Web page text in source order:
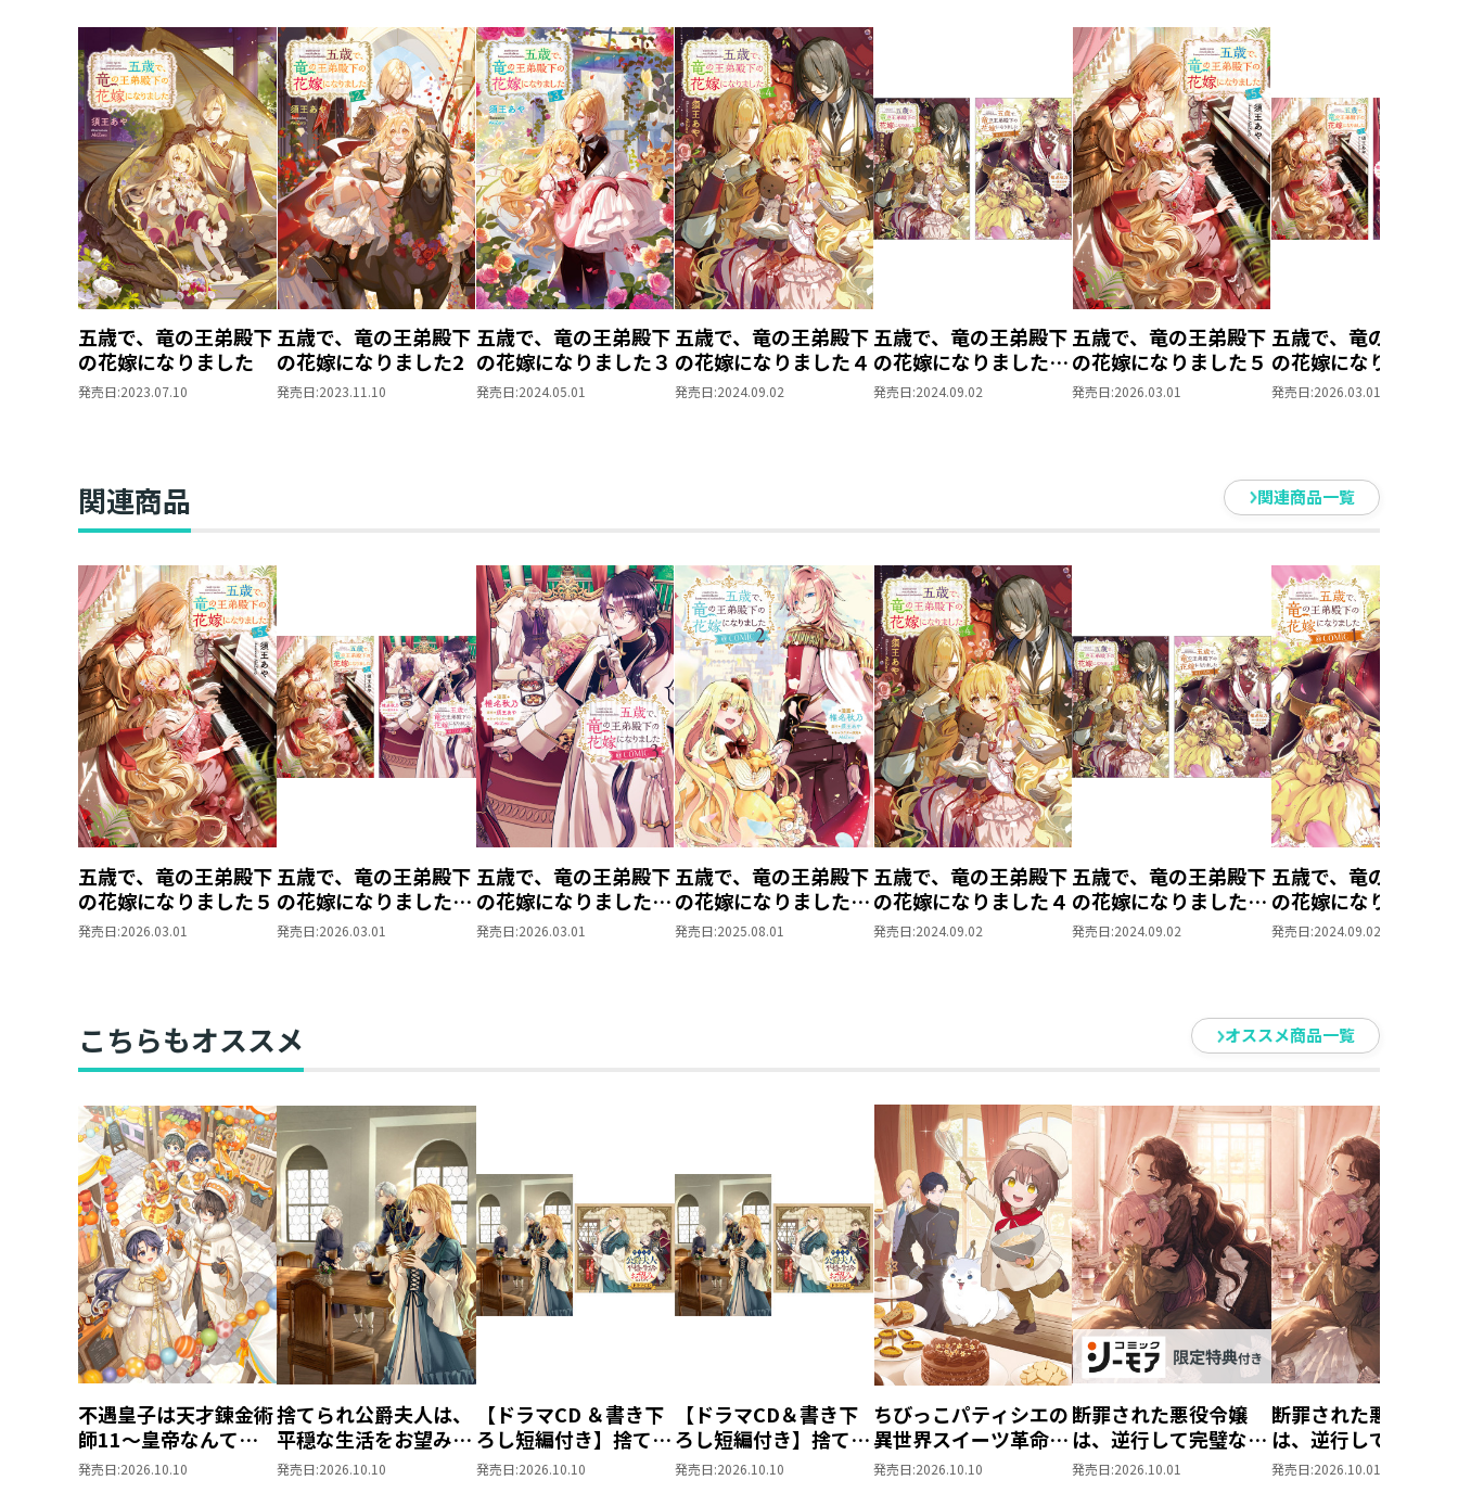
五歳で、竜の王弟殿下
の花嫁になりました
発売日:2023.07.10
五歳で、竜の王弟殿下
の花嫁になりました2
発売日:2023.11.10
五歳で、竜の王弟殿下
の花嫁になりました３
発売日:2024.05.01
五歳で、竜の王弟殿下
の花嫁になりました４
発売日:2024.09.02
五歳で、竜の王弟殿下
の花嫁になりました
原作小説第4巻+コミ
発売日:2024.09.02
五歳で、竜の王弟殿下
の花嫁になりました５
発売日:2026.03.01
五歳で、竜の王弟殿
の花嫁になりまし
原作小説第5巻＋コミ
発売日:2026.03.01
関連商品 関連商品一覧
五歳で、竜の王弟殿下
の花嫁になりました５
発売日:2026.03.01
五歳で、竜の王弟殿下
の花嫁になりました
原作小説第5巻＋コミ
発売日:2026.03.01
五歳で、竜の王弟殿下
の花嫁になりました
@COMIC 第3巻
発売日:2026.03.01
五歳で、竜の王弟殿下
の花嫁になりました
@COMIC 第2巻
発売日:2025.08.01
五歳で、竜の王弟殿下
の花嫁になりました４
発売日:2024.09.02
五歳で、竜の王弟殿下
の花嫁になりました
原作小説第4巻+コミ
発売日:2024.09.02
五歳で、竜の王弟殿
の花嫁になりました
COMIC 第1巻
発売日:2024.09.02
こちらもオススメ オススメ商品一覧
不遇皇子は天才錬金術
師11～皇帝なんて柄
じゃないので弟妹を可
発売日:2026.10.10
捨てられ公爵夫人は、
平穏な生活をお望みの
ようです5
発売日:2026.10.10
【ドラマCD ＆書き下
ろし短編付き】捨てら
れ公爵夫人は、平穏な
発売日:2026.10.10
【ドラマCD＆書き下
ろし短編付き】捨てら
れ公爵夫人は、平穏な
発売日:2026.10.10
ちびっこパティシエの
異世界スイーツ革命～
パパともふもふと愉快
発売日:2026.10.10
断罪された悪役令嬢
は、逆行して完璧な悪
女を目指す11【シー
発売日:2026.10.01
断罪された悪役令嬢
は、逆行して完璧な
女を目指す11
発売日:2026.10.01